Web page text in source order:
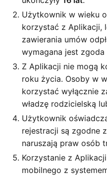
Użytkownik w wieku
korzystać z Aplikacji,
zawierania umów
wymagana jest
Z Aplikacji nie mogą
roku życia. Osoby w
korzystać wyłącznie
władzę rodzicielską
Użytkownik
rejestracji są zgodne
naruszają praw osób
Korzystanie z
mobilnego z